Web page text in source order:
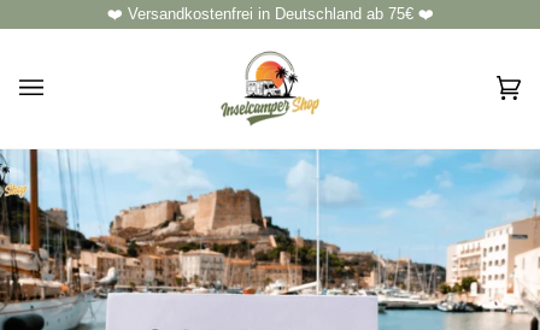
zum
❤️ Versandkostenfrei in Deutschland ab 75€ ❤️
(0)